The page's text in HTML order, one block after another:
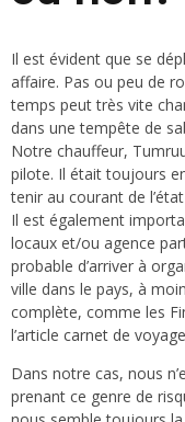
Il est évident que se
affaire. Pas ou peu de
temps peut très vite
dans une tempête de
Notre chauffeur,
pilote. Il était toujours
tenir au courant de
Il est également
locaux et/ou agence
probable d’arriver à
ville dans le pays, à
complète, comme les
l’article carnet de voyage
Dans notre cas, nous
prenant ce genre de